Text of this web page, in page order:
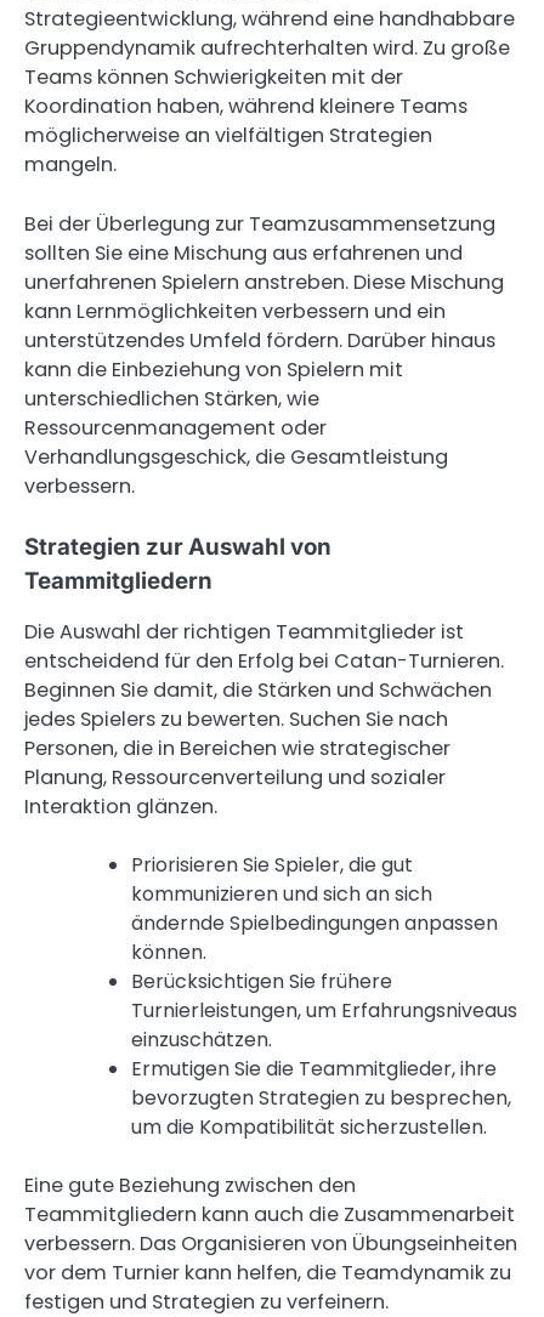
Strategieentwicklung, während eine handhabbare
Gruppendynamik aufrechterhalten wird. Zu große
Teams können Schwierigkeiten mit der
Koordination haben, während kleinere Teams
möglicherweise an vielfältigen Strategien
mangeln.
Bei der Überlegung zur Teamzusammensetzung
sollten Sie eine Mischung aus erfahrenen und
unerfahrenen Spielern anstreben. Diese Mischung
kann Lernmöglichkeiten verbessern und ein
unterstützendes Umfeld fördern. Darüber hinaus
kann die Einbeziehung von Spielern mit
unterschiedlichen Stärken, wie
Ressourcenmanagement oder
Verhandlungsgeschick, die Gesamtleistung
verbessern.
Strategien zur Auswahl von
Teammitgliedern
Die Auswahl der richtigen Teammitglieder ist
entscheidend für den Erfolg bei Catan-Turnieren.
Beginnen Sie damit, die Stärken und Schwächen
jedes Spielers zu bewerten. Suchen Sie nach
Personen, die in Bereichen wie strategischer
Planung, Ressourcenverteilung und sozialer
Interaktion glänzen.
Priorisieren Sie Spieler, die gut
kommunizieren und sich an sich
ändernde Spielbedingungen anpassen
können.
Berücksichtigen Sie frühere
Turnierleistungen, um Erfahrungsniveaus
einzuschätzen.
Ermutigen Sie die Teammitglieder, ihre
bevorzugten Strategien zu besprechen,
um die Kompatibilität sicherzustellen.
Eine gute Beziehung zwischen den
Teammitgliedern kann auch die Zusammenarbeit
verbessern. Das Organisieren von Übungseinheiten
vor dem Turnier kann helfen, die Teamdynamik zu
festigen und Strategien zu verfeinern.